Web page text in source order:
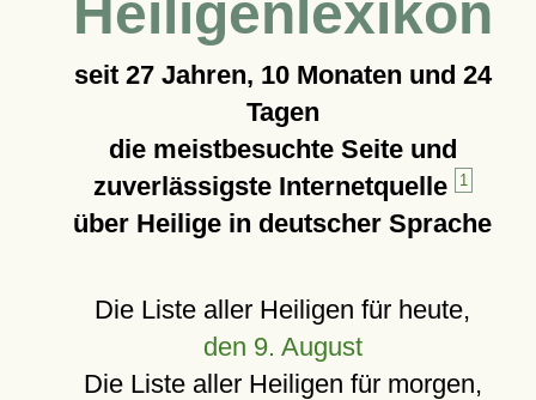
Heiligenlexikon
seit 27 Jahren, 10 Monaten und 24
Tagen
die meistbesuchte Seite und
zuverlässigste Internetquelle
1
über Heilige in deutscher Sprache
Die Liste aller Heiligen für heute,
den 9. August
Die Liste aller Heiligen für morgen,